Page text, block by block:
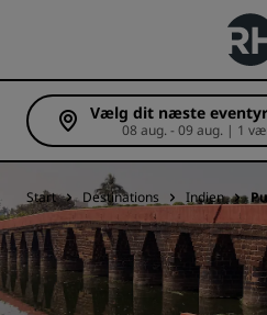
Vælg dit næste eventyr
Start Destinations Indien